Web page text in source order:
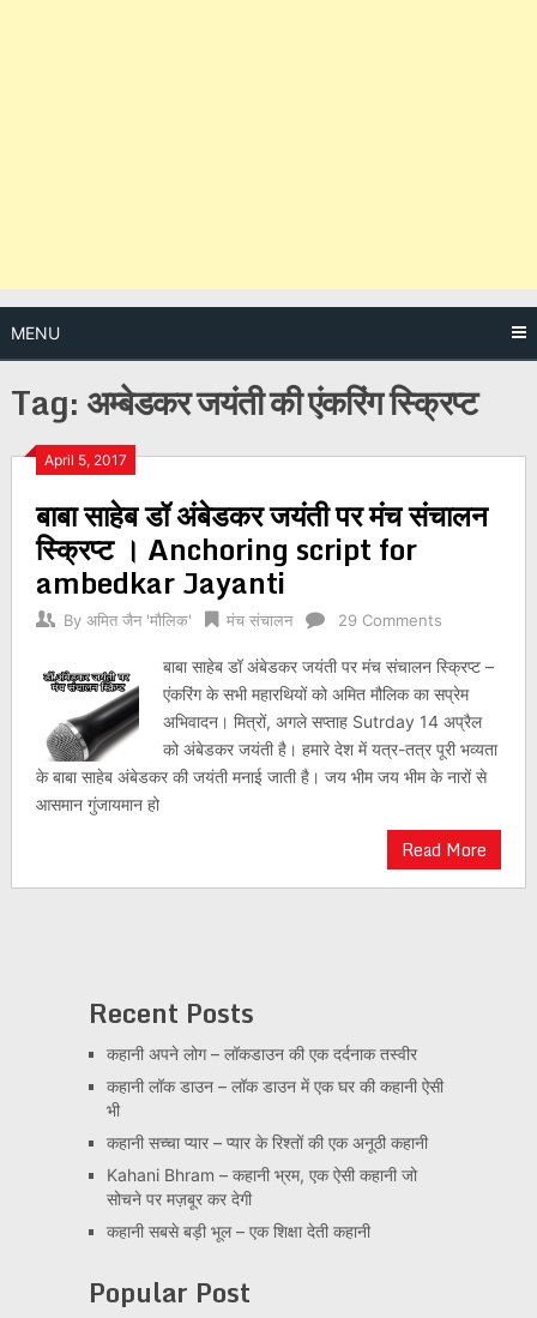
MENU
Tag:अम्बेडकर जयंती की एंकरिंग स्क्रिप्ट
April 5, 2017
बाबा साहेब डॉ अंबेडकर जयंती पर मंच संचालन
स्क्रिप्ट । Anchoring script for
ambedkar Jayanti
By अमित जैन 'मौलिक' मंच संचालन 29 Comments
बाबा साहेब डॉ अंबेडकर जयंती पर मंच संचालन स्क्रिप्ट –
एंकरिंग के सभी महारथियों को अमित मौलिक का सप्रेम
अभिवादन। मित्रों, अगले सप्ताह Sutrday 14 अप्रैल
को अंबेडकर जयंती है। हमारे देश में यत्र-तत्र पूरी भव्यता
के बाबा साहेब अंबेडकर की जयंती मनाई जाती है। जय भीम जय भीम के नारों से
आसमान गुंजायमान हो
Read More
Posts
navigation
Recent Posts
कहानी अपने लोग – लॉकडाउन की एक दर्दनाक तस्वीर
कहानी लॉक डाउन – लॉक डाउन में एक घर की कहानी ऐसी
भी
कहानी सच्चा प्यार – प्यार के रिश्तों की एक अनूठी कहानी
Kahani Bhram – कहानी भ्रम, एक ऐसी कहानी जो
सोचने पर मज़बूर कर देगी
कहानी सबसे बड़ी भूल – एक शिक्षा देती कहानी
Popular Post